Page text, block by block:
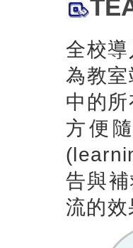
全校
為教
中的
方便
告與
流的效